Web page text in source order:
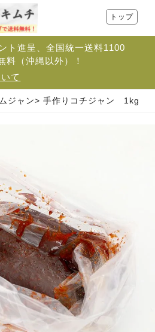
ト進呈、全国統一送料1100
料（沖縄以外）！
て
トップ
ジャン 手作りコチジャン 1kg